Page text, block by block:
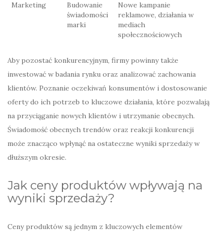
Marketing
Budowanie
świadomości
marki
Nowe kampanie
reklamowe, działania w
mediach
społecznościowych
Aby pozostać konkurencyjnym, firmy powinny także
inwestować w badania rynku oraz analizować zachowania
klientów. Poznanie oczekiwań konsumentów i dostosowanie
oferty do ich potrzeb to kluczowe działania, które pozwalają
na przyciąganie nowych klientów i utrzymanie obecnych.
Świadomość obecnych trendów oraz reakcji konkurencji
może znacząco wpłynąć na ostateczne wyniki sprzedaży w
dłuższym okresie.
Jak ceny produktów wpływają na
wyniki sprzedaży?
Ceny produktów są jednym z kluczowych elementów